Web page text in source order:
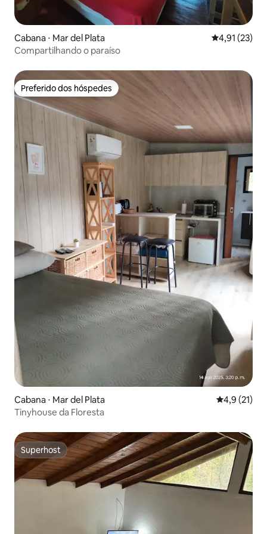
Cabana ⋅ Mar del Plata 4,91 de uma
4,91 (23)
Compartilhando o paraíso
Preferido dos hóspedes
Preferido dos hóspedes
Cabana ⋅ Mar del Plata 4,9 de uma
4,9 (21)
Tinyhouse da Floresta
Superhost
Superhost